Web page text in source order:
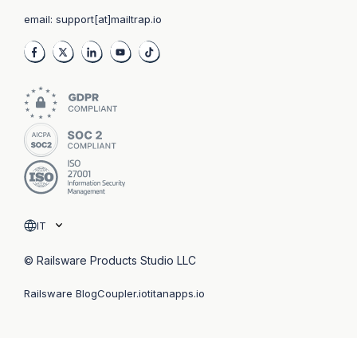
email: support[at]mailtrap.io
IT
Railsware BlogCoupler.iotitanapps.io
© Railsware Products Studio LLC